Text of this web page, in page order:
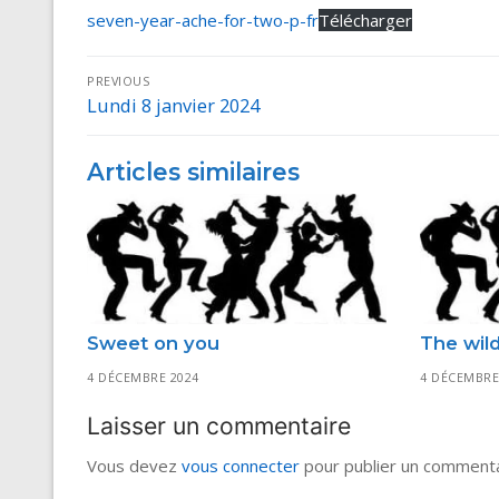
seven-year-ache-for-two-p-frTélécharger
Navigation
de
l’article
PREVIOUS
Previous
Lundi 8 janvier 2024
Articles similaires
Sweet on you
4 DÉCEMBRE 2024
The
4
Laisser un commentaire
Vous devez vous connecter pour publier un